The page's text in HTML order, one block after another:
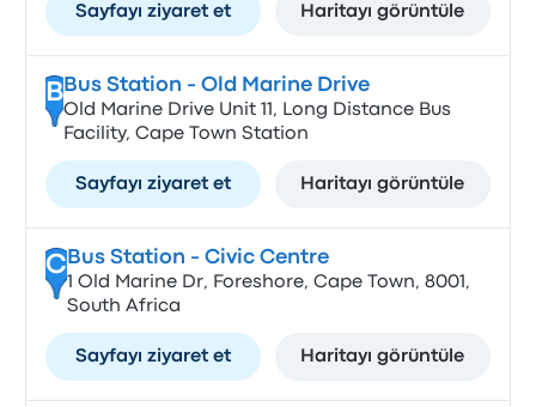
Sayfayı ziyaret et Haritayı görüntüle
B Bus Station - Old Marine Drive
Old Marine Drive Unit 11, Long Distance Bus
Facility, Cape Town Station
Sayfayı ziyaret et Haritayı görüntüle
CBus Station - Civic Centre
1 Old Marine Dr, Foreshore, Cape Town, 8001,
South Africa
Sayfayı ziyaret et Haritayı görüntüle